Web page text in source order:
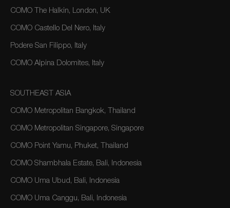
COMO The Halkin, London, UK
COMO Castello Del Nero, Italy
Podere San Filippo, Italy
COMO Alpina Dolomites, Italy
SOUTHEAST ASIA
COMO Metropolitan Bangkok, Thailand
COMO Metropolitan Singapore, Singapore
COMO Point Yamu, Phuket, Thailand
COMO Shambhala Estate, Bali, Indonesia
COMO Uma Ubud, Bali, Indonesia
COMO Uma Canggu, Bali, Indonesia